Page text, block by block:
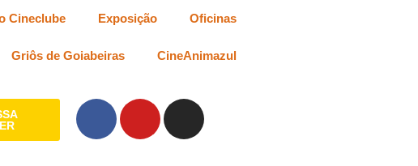
Cineclube Exposição Oficinas
Griôs de Goiabeiras CineAnimazul